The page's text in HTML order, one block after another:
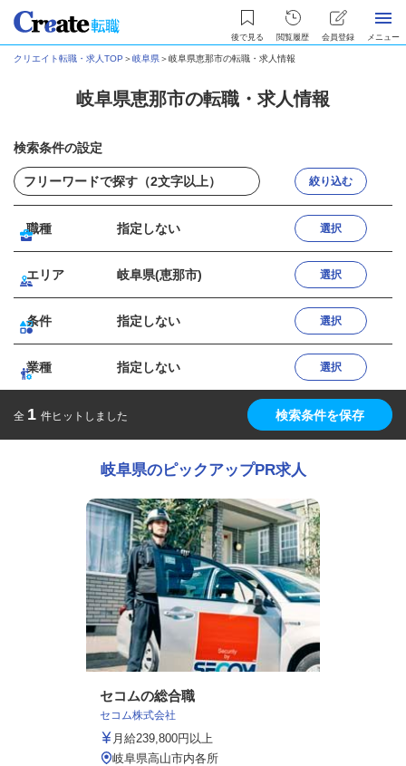
後で見る 閲覧履歴 会員登録 メニュー
クリエイト転職・求人TOP ＞岐阜県＞岐阜県恵那市の転職・求人情報
岐阜県恵那市の転職・求人情報
検索条件の設定
絞り込む
職種 指定しない 選択
エリア 岐阜県(恵那市) 選択
条件 指定しない 選択
業種 指定しない 選択
全 1 件ヒットしました 検索条件を保存
岐阜県のピックアップPR求人
セコムの総合職
セコム株式会社
月給239,800円以上
岐阜県高山市内各所